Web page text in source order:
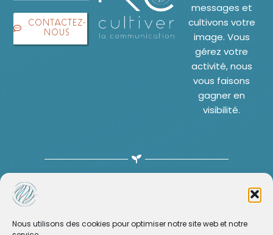
Nous utilisons des cookies pour optimiser notre site web et notre
CONTACTEZ-
NOUS
messages et
cultivons votre
image. Vous
gérez votre
activité, nous
vous faisons
gagner en
visibilité.
© 2015 - 2026 • Reflex2com • Tous droits réservés •